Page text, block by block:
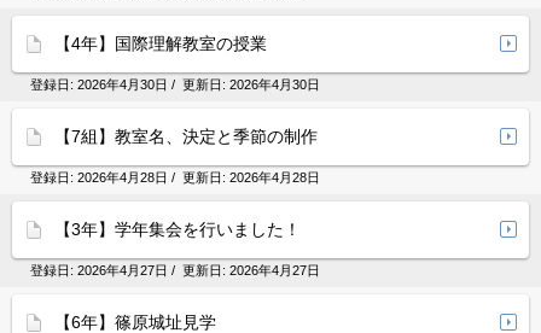
【4年】国際理解教室の授業
登録日: 2026年4月30日 / 更新日: 2026年4月30日
【7組】教室名、決定と季節の制作
登録日: 2026年4月28日 / 更新日: 2026年4月28日
【3年】学年集会を行いました！
登録日: 2026年4月27日 / 更新日: 2026年4月27日
【6年】篠原城址見学